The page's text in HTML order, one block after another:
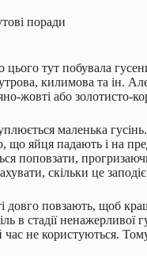
поради
цього тут побувала
килимова та ін.
жовті або золотисто-
маленька
що яйця падають і на
поповзати,
скільки це
довго повзають, щоб
в стадії ненажерливої
не користуються. Тому